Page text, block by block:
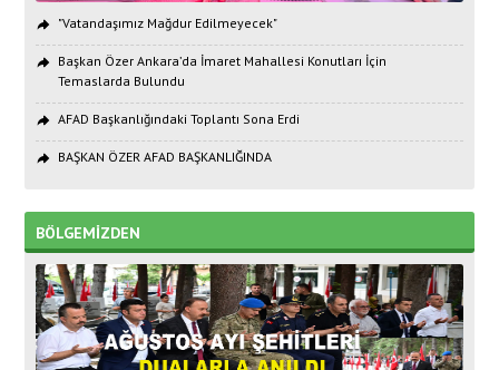
"Vatandaşımız Mağdur Edilmeyecek"
Başkan Özer Ankara’da İmaret Mahallesi Konutları İçin
Temaslarda Bulundu
AFAD Başkanlığındaki Toplantı Sona Erdi
BAŞKAN ÖZER AFAD BAŞKANLIĞINDA
BÖLGEMİZDEN